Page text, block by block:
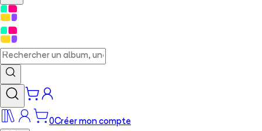
0Créer mon compte